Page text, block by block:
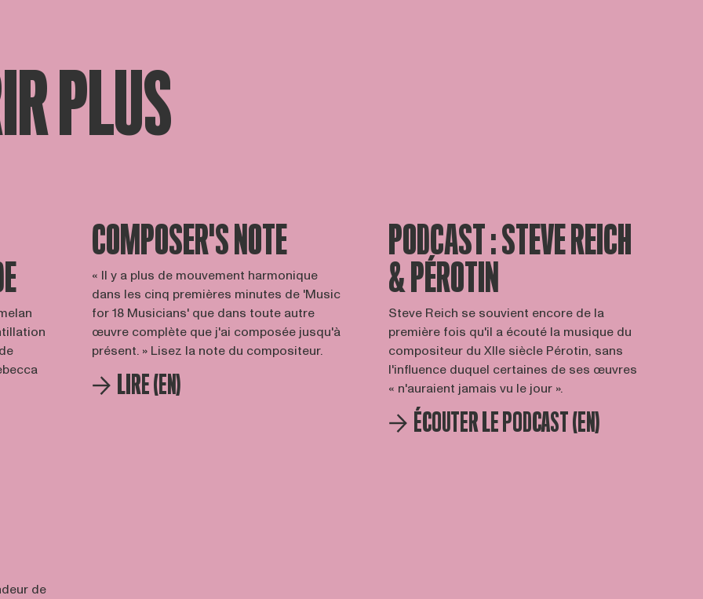
PLUS
COMPOSER'S NOTE
« Il y a plus de mouvement harmonique
dans les cinq premières minutes de 'Music
for 18 Musicians' que dans toute autre
œuvre complète que j'ai composée jusqu'à
présent. » Lisez la note du compositeur.
LIRE (EN)
PODCAST : STEVE REICH
& PÉROTIN
Steve Reich se souvient encore de la
première fois qu'il a écouté la musique du
compositeur du XIIe siècle Pérotin, sans
l'influence duquel certaines de ses œuvres
« n'auraient jamais vu le jour ».
ÉCOUTER LE PODCAST (EN)
de